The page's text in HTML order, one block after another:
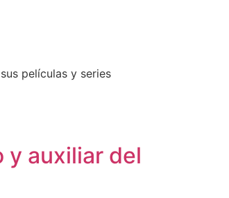
películas y series
y auxiliar del